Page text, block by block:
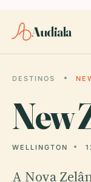
Audiala
DESTINOS
New
WELLINGTON
A Nova